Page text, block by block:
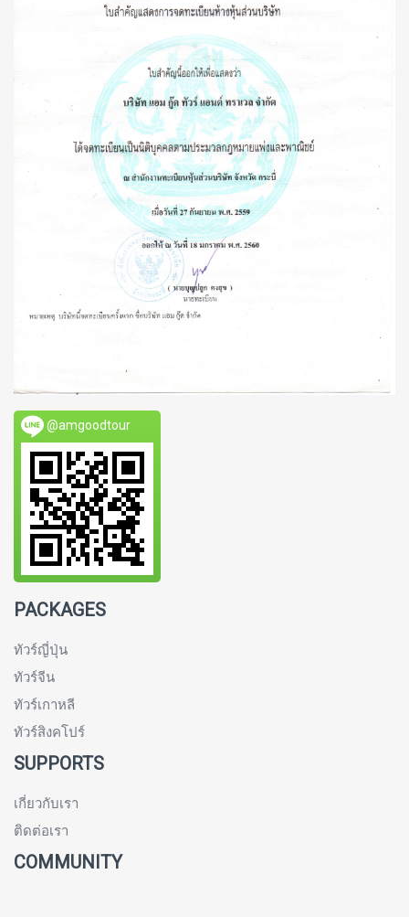
@amgoodtour
PACKAGES
ทัวร์ญี่ปุ่น
ทัวร์จีน
ทัวร์เกาหลี
ทัวร์สิงคโปร์
SUPPORTS
เกี่ยวกับเรา
ติดต่อเรา
COMMUNITY